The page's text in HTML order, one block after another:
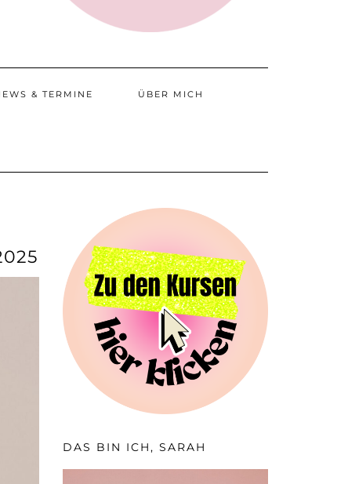
& TERMINE ÜBER MICH
DAS BIN ICH, SARAH